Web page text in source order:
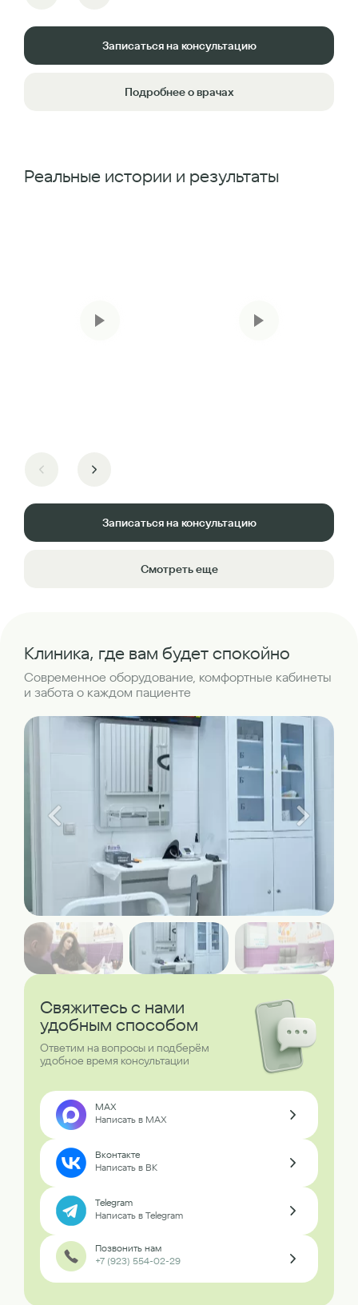
Записаться на консультацию
Подробнее о врачах
Реальные истории и результаты
Записаться на консультацию
Смотреть еще
Клиника, где вам будет спокойно
Современное оборудование, комфортные кабинеты
и забота о каждом пациенте
Свяжитесь с нами
удобным способом
Ответим на вопросы и подберём
удобное время консультации
MAX
Написать в MAX
Вконтакте
Написать в ВК
Telegram
Написать в Telegram
Позвонить нам
+7 (923) 554-02-29